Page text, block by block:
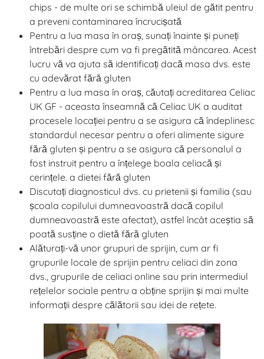
chips - de multe ori se schimbă uleiul de gătit pentru
a preveni contaminarea încrucișată
Pentru a lua masa în oraș, sunați înainte și puneți
întrebări despre cum va fi pregătită mâncarea. Acest
lucru vă va ajuta să identificați dacă masa dvs. este
cu adevărat fără gluten
Pentru a lua masa în oraș, căutați acreditarea Celiac
UK GF - aceasta înseamnă că Celiac UK a auditat
procesele locației pentru a se asigura că îndeplinesc
standardul necesar pentru a oferi alimente sigure
fără gluten și pentru a se asigura că personalul a
fost instruit pentru a înțelege boala celiacă și
cerințele. a dietei fără gluten
Discutați diagnosticul dvs. cu prietenii și familia (sau
școala copilului dumneavoastră dacă copilul
dumneavoastră este afectat), astfel încât aceștia să
poată susține o dietă fără gluten
Alăturați-vă unor grupuri de sprijin, cum ar fi
grupurile locale de sprijin pentru celiaci din zona
dvs., grupurile de celiaci online sau prin intermediul
rețelelor sociale pentru a obține sprijin și mai multe
informații despre călătorii sau idei de rețete.